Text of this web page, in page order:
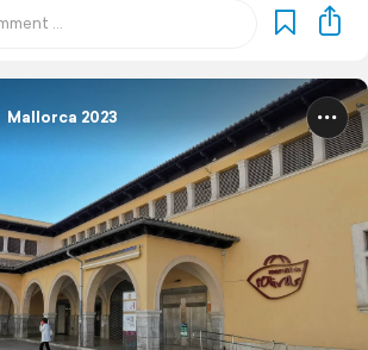
Mallorca 2023